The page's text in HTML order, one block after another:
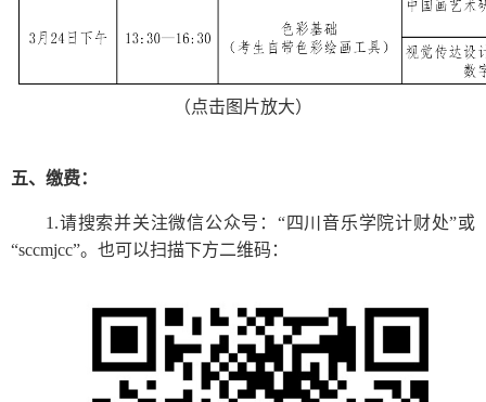
（点击图片放大）
五、缴费：
1.请搜索并关注微信公众号：“四川音乐学院计财处”或
“sccmjcc”。也可以扫描下方二维码：